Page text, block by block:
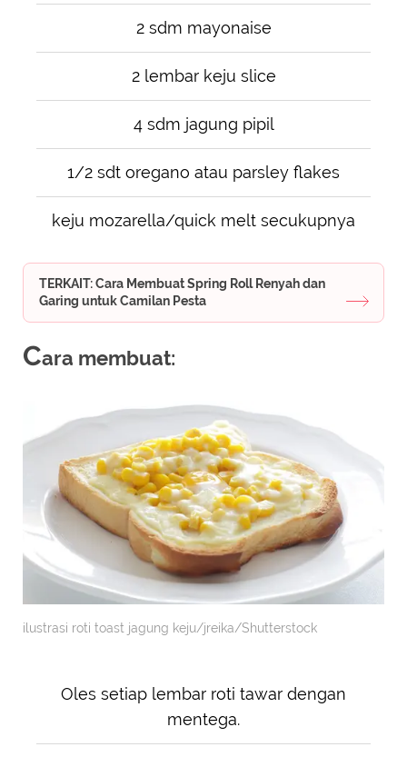
2 sdm mayonaise
2 lembar keju slice
4 sdm jagung pipil
1/2 sdt oregano atau parsley flakes
keju mozarella/quick melt secukupnya
TERKAIT: Cara Membuat Spring Roll Renyah dan
Garing untuk Camilan Pesta
Cara membuat:
ilustrasi roti toast jagung keju/jreika/Shutterstock
Oles setiap lembar roti tawar dengan
mentega.